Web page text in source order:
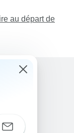
au départ de